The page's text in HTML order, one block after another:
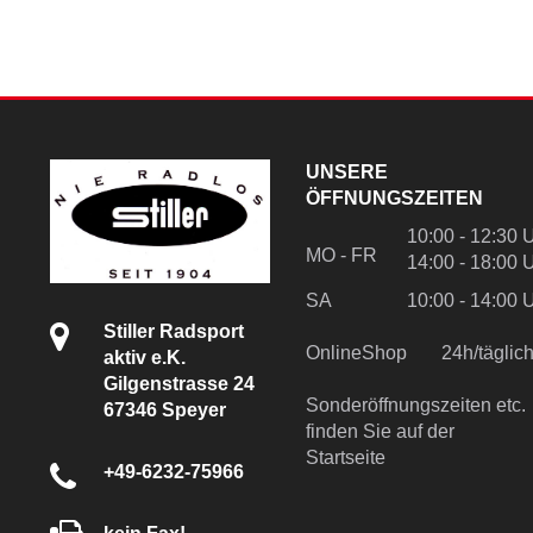
Stiller Radsport
aktiv e.K.
Gilgenstrasse 24
67346 Speyer
+49-6232-75966
UNSERE
ÖFFNUNGSZEITEN
MO - FR
10:00 - 12:30
14:00 - 18:00
SA
10:00 - 14:00
OnlineShop 24h/
Sonderöffnungszeiten etc.
finden Sie auf der
Startseite